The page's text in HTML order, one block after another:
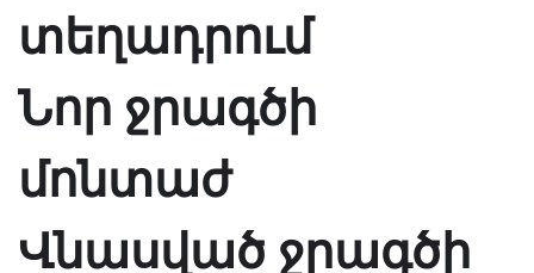
տեղադրում
Նոր ջրագծի
մոնտաժ
Վնասված ջրագծի